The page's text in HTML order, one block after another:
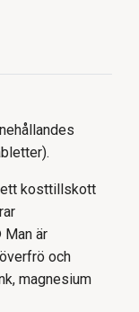
ett kosttillskott
är
och
magnesium